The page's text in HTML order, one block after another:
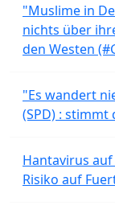
"Muslime in
nichts über
den Westen
"Es wandert
(SPD) : stimmt
Hantavirus
Risiko auf